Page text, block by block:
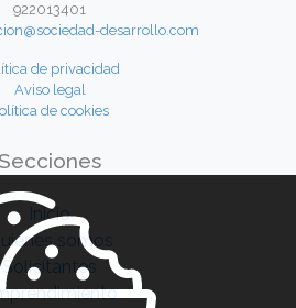
922013401
desarrollo.com
de privacidad
Aviso legal
de cookies
Secciones
Inicio
somos
Solicitantes